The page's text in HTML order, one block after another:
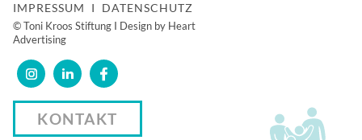
IMPRESSUM I DATENSCHUTZ
© Toni Kroos Stiftung I Design by Heart
Advertising
KONTAKT